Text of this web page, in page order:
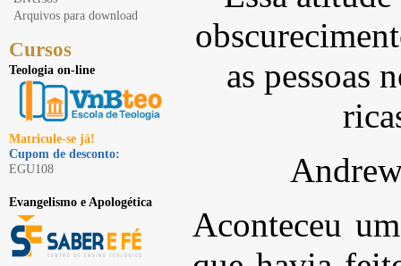
Arquivos para download
Cursos
Teologia on-line
Matricule-se já!
Cupom de desconto:
EGU108
Evangelismo e Apologética
as pessoas
Aconteceu